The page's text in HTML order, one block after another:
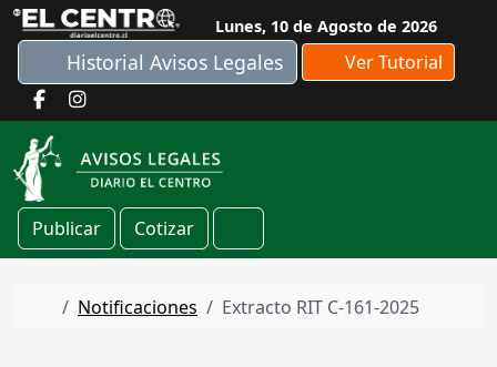
Skip to content
Lunes, 10 de Agosto de 2026
Historial Avisos Legales Ver Tutorial
Publicar Cotizar
Cart
Home
Notificaciones Extracto RIT C-161-2025